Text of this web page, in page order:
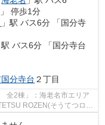
停歩1分
」駅 バス6分 「国分寺
駅 バス6分 「国分寺台
国分寺台 ２丁目
2棟」：海老名市エリア
ROZEN(そうてつロー